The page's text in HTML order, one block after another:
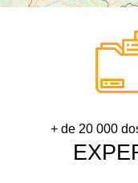
+ de 20 000